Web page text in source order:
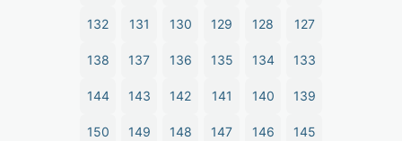
127
128
129
130
131
132
133
134
135
136
137
138
139
140
141
142
143
144
145
146
147
148
149
150